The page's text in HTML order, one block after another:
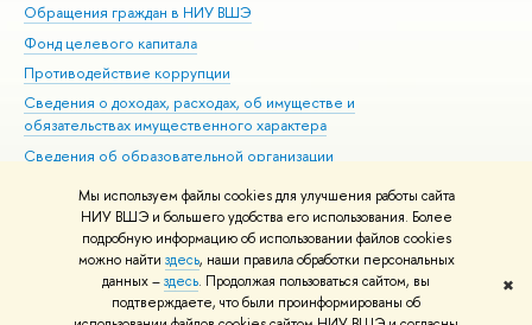
Мы используем файлы cookies для улучшения работы сайта
НИУ ВШЭ и большего удобства его использования. Более
подробную информацию об использовании файлов cookies
можно найти здесь, наши правила обработки персональных
данных –здесь. Продолжая пользоваться сайтом, вы
подтверждаете, что были проинформированы об
✖
Обращения граждан в НИУ ВШЭ
Фонд целевого капитала
Противодействие коррупции
Сведения о доходах, расходах, об имуществе и
обязательствах имущественного характера
Сведения об образовательной организации
Людям с ограниченными возможностями здоровья
Единая платежная страница
Работа в Вышке